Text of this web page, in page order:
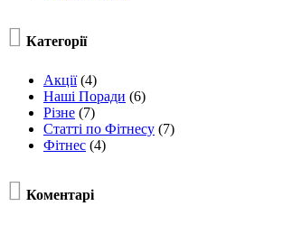
 Категорії
Акції(4)
Наші Поради (6)
Різне (7)
Статті по Фітнесу (7)
Фітнес (4)
 Коментарі